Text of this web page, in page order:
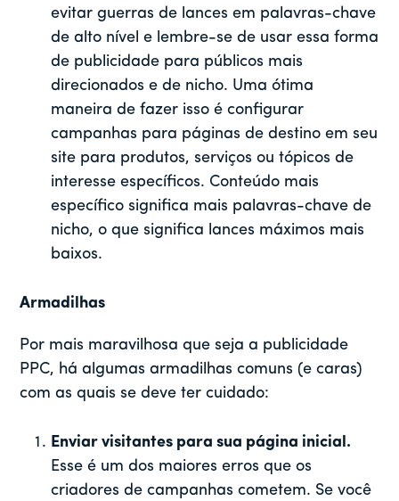
evitar guerras de lances em palavras-chave
de alto nível e lembre-se de usar essa forma
de publicidade para públicos mais
direcionados e de nicho. Uma ótima
maneira de fazer isso é configurar
campanhas para páginas de destino em seu
site para produtos, serviços ou tópicos de
interesse específicos. Conteúdo mais
específico significa mais palavras-chave de
nicho, o que significa lances máximos mais
baixos.
Armadilhas
Por mais maravilhosa que seja a publicidade
PPC, há algumas armadilhas comuns (e caras)
com as quais se deve ter cuidado:
Enviar visitantes para sua página inicial.
Esse é um dos maiores erros que os
criadores de campanhas cometem. Se você